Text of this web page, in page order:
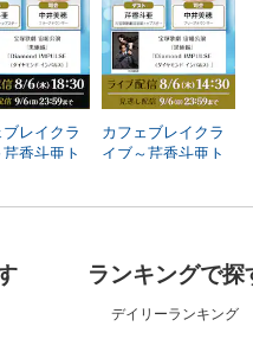
レイクラ
香斗亜ト
カフェブレイクラ
イブ～芹香斗亜ト
ランキングで探
デイリーランキング